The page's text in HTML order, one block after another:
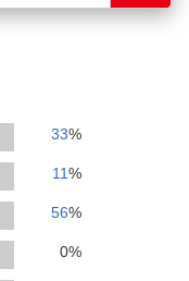
33%
11%
56%
0%